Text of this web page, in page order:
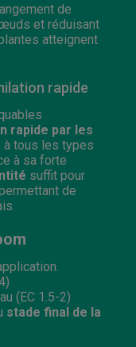
de
et réduisant
atteignent
rapide
rapide par les
à tous les types
à sa forte
suffit pour
de
(EC 1.5-2)
stade final de la